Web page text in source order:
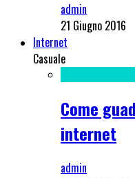
admin
21 Giugno 2016
Internet
Casuale
Come
internet
admin